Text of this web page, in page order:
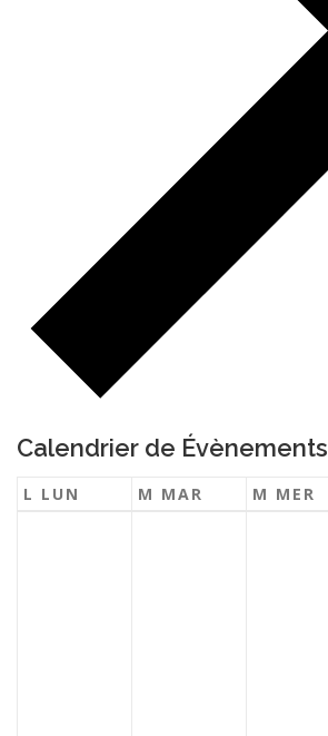
Calendrier de Évènements
L LUN M MAR M MER